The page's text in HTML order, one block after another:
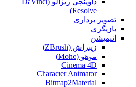
Resolve)
تصویر برداری
بازیگری
انیمیشن
زیبراش (ZBrush)
موهو (Moho)
Cinema 4D
Character Animator
Bitmap2Material